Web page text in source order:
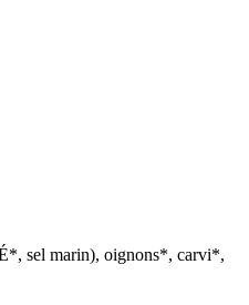
sel marin), oignons*, carvi*,